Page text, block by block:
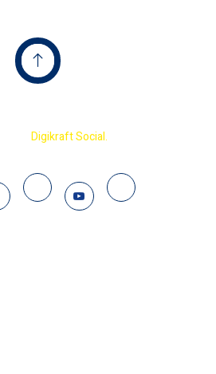
Digikraft Social.